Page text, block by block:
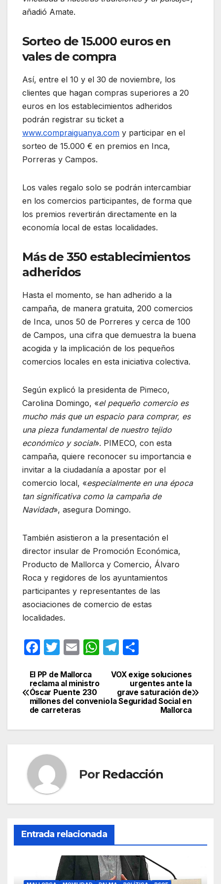
añadió Amate.
Sorteo de 15.000 euros en
vales de compra
Así, entre el 10 y el 30 de noviembre, los
clientes que hagan compras superiores a 20
euros en los establecimientos adheridos
podrán registrar su ticket a
www.compraiguanya.com y participar en el
sorteo de 15.000 € en premios en Inca,
Porreras y Campos.
Los vales regalo solo se podrán intercambiar
en los comercios participantes, de forma que
los premios revertirán directamente en la
economía local de estas localidades.
Más de 350 establecimientos
adheridos
Hasta el momento, se han adherido a la
campaña, de manera gratuita, 200 comercios
de Inca, unos 50 de Porreres y cerca de 100
de Campos, una cifra que demuestra la buena
acogida y la implicación de los pequeños
comercios locales en esta iniciativa colectiva.
Según explicó la presidenta de Pimeco,
Carolina Domingo, «el pequeño comercio es
mucho más que un espacio para comprar, es
una pieza fundamental de nuestro tejido
económico y social». PIMECO, con esta
campaña, quiere reconocer su importancia e
invitar a la ciudadanía a apostar por el
comercio local, «especialmente en una época
tan significativa como la campaña de
Navidad», asegura Domingo.
También asistieron a la presentación el
director insular de Promoción Económica,
Producto de Mallorca y Comercio, Álvaro
Roca y regidores de los ayuntamientos
participantes y representantes de las
asociaciones de comercio de estas
localidades.
F
c
e
b
o
k
T
itt
er
E
ail
W
at
s
A
p
T
e
gr
a
m
m
p
ar
tir
Navegación
de
VOX exige soluciones
urgentes ante la
grave saturación de
la Seguridad Social en
Mallorca
El PP de Mallorca
reclama al ministro
Óscar Puente 230
millones del convenio
de carreteras
Por Redacción
Entrada relacionada